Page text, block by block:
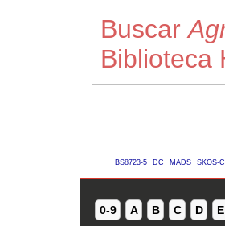
Buscar
Biblioteca
BS8723-5 DC MADS SKOS-
0-9 A B C D E